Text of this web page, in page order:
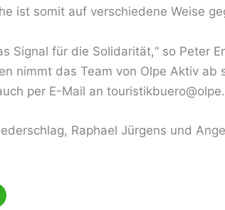
ist somit auf verschiedene Weise
Signal für die Solidarität,“ so Peter
nimmt das Team von Olpe Aktiv
per E-Mail an
Raphael Jürgens und